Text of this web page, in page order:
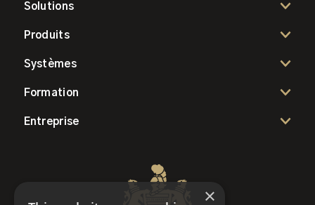
Solutions
Produits
Systèmes
Formation
Entreprise
×